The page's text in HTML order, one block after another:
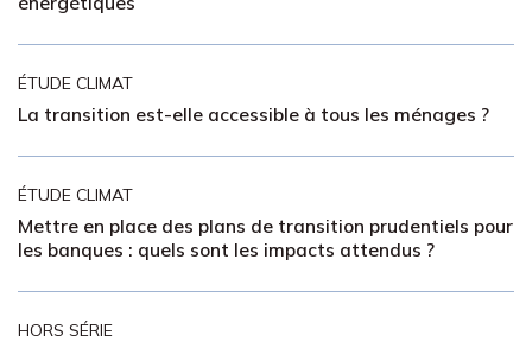
ÉTUDE CLIMAT
La transition est-elle accessible à tous les ménages ?
ÉTUDE CLIMAT
Mettre en place des plans de transition prudentiels pour
les banques : quels sont les impacts attendus ?
HORS SÉRIE